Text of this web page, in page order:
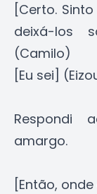
[Certo.
deixá-los
(Camilo)
[Eu sei]
Respondi
amargo.
[Então,